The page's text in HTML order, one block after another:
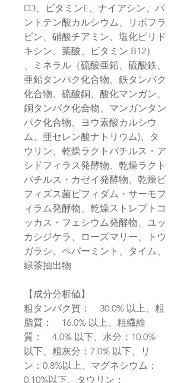
D3、ビタミンE、ナイアシン、パ
ントテン酸カルシウム、リボフラ
ビン、硝酸チアミン、塩化ピリド
キシン、葉酸、ビタミン B12）
、ミネラル（硫酸亜鉛、硫酸鉄、
亜鉛タンパク化合物、鉄タンパク
化合物、硫酸銅、酸化マンガン、
銅タンパク化合物、マンガンタン
パク化合物、ヨウ素酸カルシウ
ム、亜セレン酸ナトリウム)、タ
ウリン、乾燥ラクトバチルス・ア
シドフィラス発酵物、乾燥ラクト
バチルス・カゼイ発酵物、乾燥ビ
フィズス菌ビフィダム・サーモフ
ィラム発酵物、乾燥ストレプトコ
ッカス・フェシウム発酵物、ユッ
カシジケラ、ローズマリー、トウ
ガラシ、ペパーミント、タイム、
緑茶抽出物
【成分分析値】
粗タンパク質： 30.0% 以上、粗
脂質： 16.0% 以上、粗繊維
質： 4.0% 以下、水分：10.0%
以下、粗灰分：7.0% 以下、リ
ン：0.8%以上、マグネシウム：
0.10%以下、タウリン：